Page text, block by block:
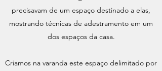
precisavam de um espaço destinado a elas,
mostrando técnicas de adestramento em um
dos espaços da casa.
Criamos na varanda este espaço delimitado por